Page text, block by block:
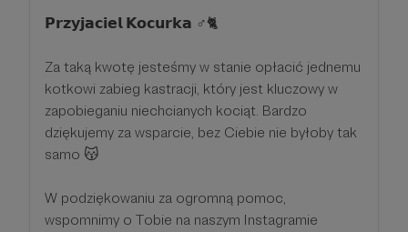
𝗣𝗿𝘇𝘆𝗷𝗮𝗰𝗶𝗲𝗹 𝗞𝗼𝗰𝘂𝗿𝗸𝗮 ♂🐈
Za taką kwotę jesteśmy w stanie opłacić jednemu
kotkowi zabieg kastracji, który jest kluczowy w
zapobieganiu niechcianych kociąt. Bardzo
dziękujemy za wsparcie, bez Ciebie nie byłoby tak
samo 😽
W podziękowaniu za ogromną pomoc,
wspomnimy o Tobie na naszym Instagramie